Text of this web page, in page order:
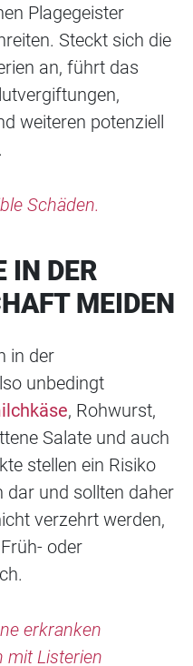
Plagegeister
Steckt sich die
an, führt das
weiteren potenziell
Schäden.
IN DER
MEIDEN
in der
unbedingt
, Rohwurst,
Salate und auch
stellen ein Risiko
dar und sollten daher
verzehrt werden,
oder
erkranken
mit Listerien